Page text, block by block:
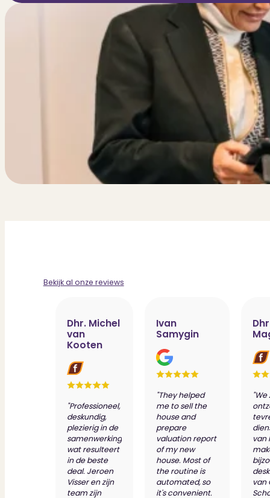
Bekijk al onze reviews
Dhr. Michel
van
Kooten
"Professioneel,
deskundig,
plezierig in de
samenwerking
wat resulteert
in de beste
deal. Jeroen
Visser en zijn
team zijn
Ivan
Samygin
"They helped
me to sell the
house and
prepare
valuation report
of my new
house. Most of
the routine is
automated, so
it's convenient.
"We
van
van